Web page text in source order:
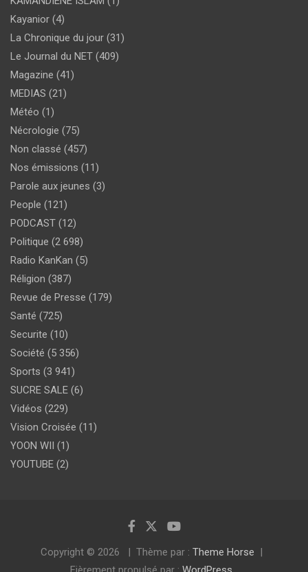
Kayanior (4)
La Chronique du jour (31)
Le Journal du NET (409)
Magazine (41)
MEDIAS (21)
Météo (1)
Nécrologie (75)
Non classé (457)
Nos émissions (11)
Parole aux jeunes (3)
People (121)
PODCAST (12)
Politique (2 698)
Radio KanKan (5)
Réligion (387)
Revue de Presse (179)
Santé (725)
Securite (10)
Société (5 356)
Sports (3 941)
SUCRE SALE (6)
Vidéos (229)
Vision Croisée (11)
YOON WII (1)
YOUTUBE (2)
Copyright © 2026 Thème par : Theme Horse